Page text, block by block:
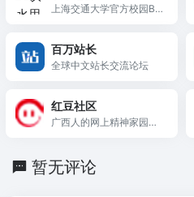
上海交通大学官方校园BB
版面，是交大师生交流的
重要平台。
百万站长
全球中文站长交流论坛
红豆社区
广西人的网上精神家园，
暂无评论